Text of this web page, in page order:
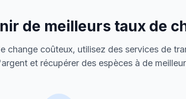
de meilleurs taux de
change coûteux, utilisez des services de
et récupérer des espèces à de